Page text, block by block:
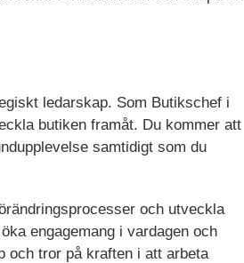
ledarskap. Som Butikschef i
butiken framåt. Du kommer att
samtidigt som du
och utveckla
engagemang i vardagen och
och tror på kraften i att arbeta